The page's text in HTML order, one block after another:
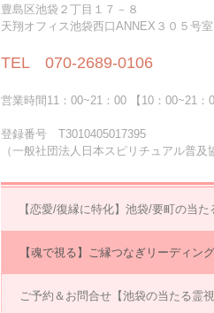
豊島区池袋２丁目１７－８
天翔オフィス池袋西口ANNEX３０５号室
TEL 070-2689-0106
営業時間11：00~21：00 【10：00~21：
登録番号 T3010405017395
（一般社団法人日本スピリチュアル普及
【恋愛/復縁に特化】池袋/要町の当
【魂で視る】ご縁つなぎリーディン
ご予約＆お問合せ【池袋の当たる霊視